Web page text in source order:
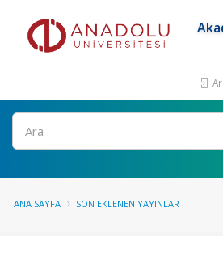
Ara
ANA SAYFA SON EKLENEN YAYINLAR